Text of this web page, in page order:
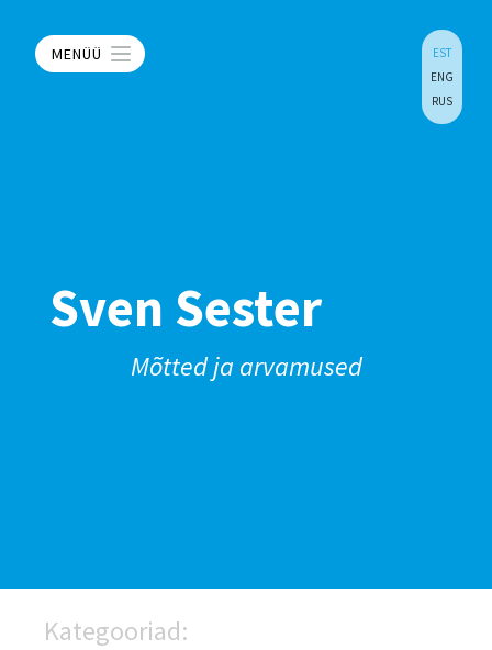
MENÜÜ
EST
ENG
RUS
Sven Sester
Mõtted ja arvamused
Kategooriad: